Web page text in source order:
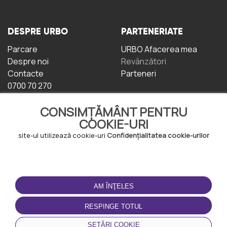
CONSIMȚĂMÂNT PENTRU
COOKIE-URI
site-ul utilizează cookie-uri Confidențialitatea cookie-urilor
AM ÎNŢELES
RESPINGE TOTUL
SETĂRI COOKIE
DESPRE URBO
Parcare
Despre noi
Contacte
0700 70 270
PARTENERIATE
URBO Afacerea mea
Revânzători
Parteneri
TERMENI DE UTILIZARE
Termeni și condiții
Politica de
Confidențialitate
Politica de cookie-uri
DESCĂRCAȚI
APLICAȚIA